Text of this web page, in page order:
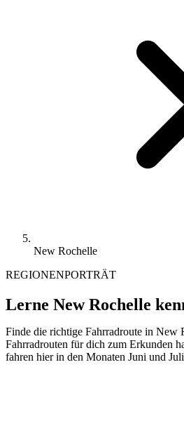
New Rochelle
REGIONENPORTRÄT
Lerne New Rochelle
Finde die richtige Fahrradroute in New
Fahrradrouten für dich zum Erkunden
fahren hier in den Monaten Juni und